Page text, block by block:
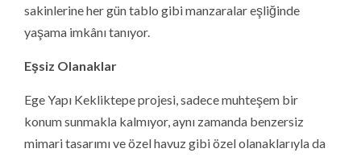
sakinlerine her gün tablo gibi manzaralar eşliğinde
yaşama imkânı tanıyor.
Eşsiz Olanaklar
Ege Yapı Kekliktepe projesi, sadece muhteşem bir
konum sunmakla kalmıyor, aynı zamanda benzersiz
mimari tasarımı ve özel havuz gibi özel olanaklarıyla da